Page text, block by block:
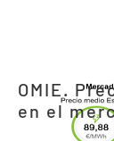
OMIE.
en el